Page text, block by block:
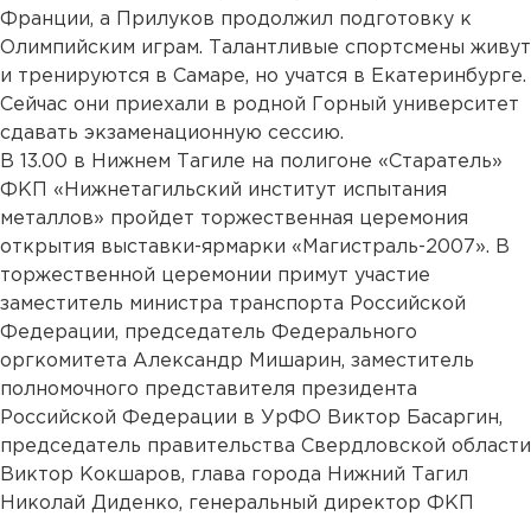
Франции, а Прилуков продолжил подготовку к
Олимпийским играм. Талантливые спортсмены живут
и тренируются в Самаре, но учатся в Екатеринбурге.
Сейчас они приехали в родной Горный университет
сдавать экзаменационную сессию.
В 13.00 в Нижнем Тагиле на полигоне «Старатель»
ФКП «Нижнетагильский институт испытания
металлов» пройдет торжественная церемония
открытия выставки-ярмарки «Магистраль-2007». В
торжественной церемонии примут участие
заместитель министра транспорта Российской
Федерации, председатель Федерального
оргкомитета Александр Мишарин, заместитель
полномочного представителя президента
Российской Федерации в УрФО Виктор Басаргин,
председатель правительства Свердловской области
Виктор Кокшаров, глава города Нижний Тагил
Николай Диденко, генеральный директор ФКП